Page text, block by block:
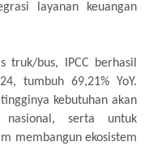
layanan keuangan
truk/bus, IPCC berhasil
tumbuh 69,21% YoY.
kebutuhan akan
nasional, serta untuk
membangun ekosistem